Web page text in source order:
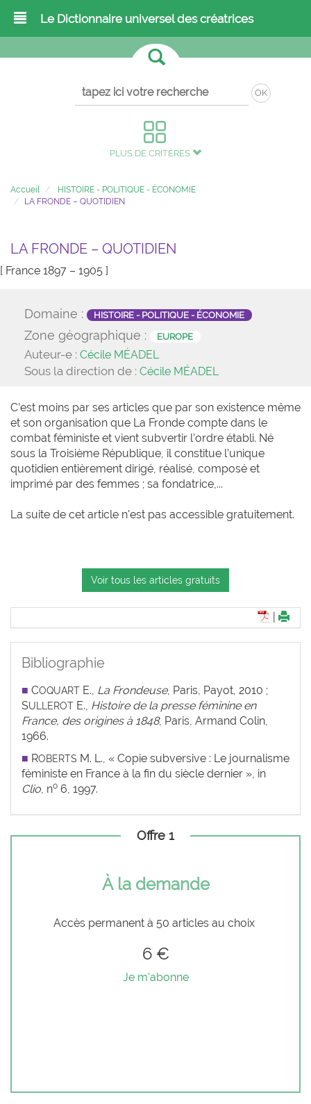
Le Dictionnaire universel des créatrices
OK
PLUS DE CRITÈRES
Accueil
HISTOIRE - POLITIQUE - ÉCONOMIE
LA FRONDE – QUOTIDIEN
LA FRONDE – QUOTIDIEN
[ France 1897 – 1905 ]
Domaine : HISTOIRE - POLITIQUE - ÉCONOMIE
Zone géographique : EUROPE
Auteur-e : Cécile MÉADEL
Sous la direction de : Cécile MÉADEL
C’est moins par ses articles que par son existence même
et son organisation que La Fronde compte dans le
combat féministe et vient subvertir l’ordre établi. Né
sous la Troisième République, il constitue l’unique
quotidien entièrement dirigé, réalisé, composé et
imprimé par des femmes ; sa fondatrice,...
La suite de cet article n'est pas accessible gratuitement.
Voir tous les articles gratuits
Bibliographie
■ COQUART E., La Frondeuse, Paris, Payot, 2010 ;
SULLEROT E., Histoire de la presse féminine en
France, des origines à 1848, Paris, Armand Colin,
1966.
■ ROBERTS M. L., « Copie subversive : Le journalisme
féministe en France à la fin du siècle dernier », in
Clio, no 6, 1997.
Offre 1
À la demande
Accès permanent à 50 articles au choix
6 €
Je m'abonne